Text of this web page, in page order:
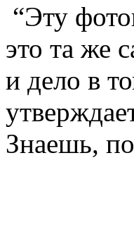
“Эту
это та же
и дело в
Знаешь,